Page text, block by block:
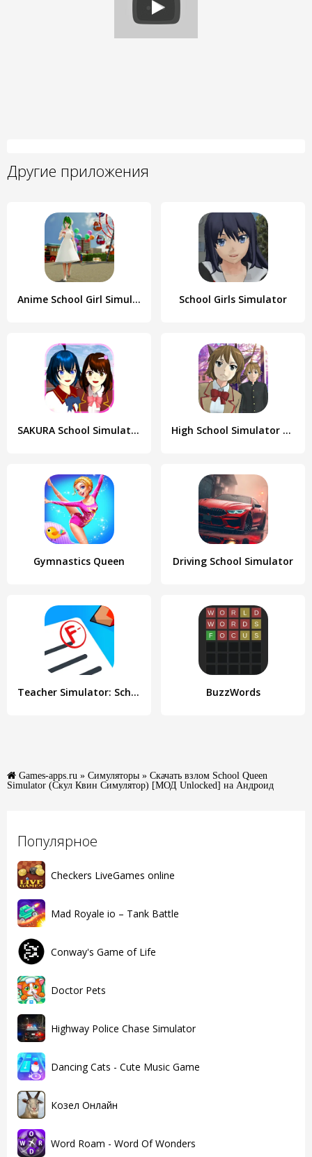
Популярное
Checkers LiveGames online
Mad Royale io – Tank Battle
Conway's Game of Life
Doctor Pets
Highway Police Chase Simulator
Dancing Cats - Cute Music Game
Козел Онлайн
Word Roam - Word Of Wonders
Другие приложения
Anime School Girl Simulator 3D School Girls Simulator
SAKURA School Simulator High School Simulator 2018
Gymnastics Queen Driving School Simulator
Teacher Simulator: School Days BuzzWords
Games-apps.ru » Симуляторы » Скачать взлом School Queen
Simulator (Скул Квин Симулятор) [МОД Unlocked] на Андроид